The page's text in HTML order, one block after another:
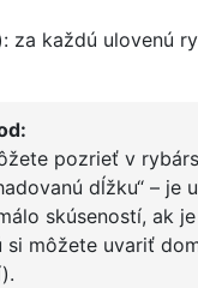
: za každú ulovenú
pozrieť v
dĺžku“ – je
skúseností, ak
si môžete uvariť